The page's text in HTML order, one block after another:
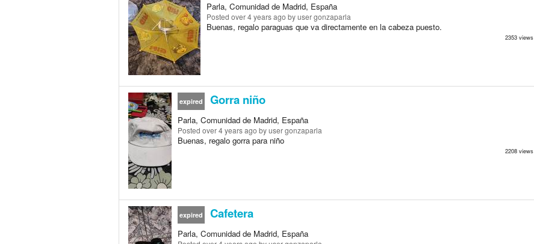
Parla, Comunidad de Madrid, España
Posted over 4 years ago by user gonzaparla
Buenas, regalo paraguas que va directamente en la cabeza puesto.
2353 views
expired Gorra niño
Parla, Comunidad de Madrid, España
Posted over 4 years ago by user gonzaparla
Buenas, regalo gorra para niño
2208 views
expired Cafetera
Parla, Comunidad de Madrid, España